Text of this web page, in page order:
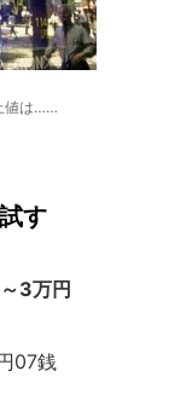
値は……
す
3万円
07銭